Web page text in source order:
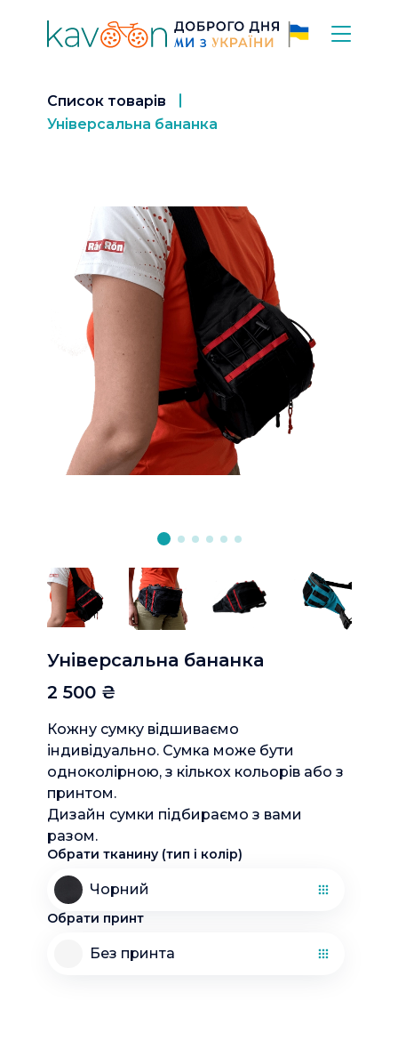
Список товарів
Універсальна бананка
Універсальна бананка
2 500 ₴
Кожну сумку відшиваємо
індивідуально. Сумка може бути
одноколірною, з кількох кольорів або з
принтом.
Дизайн сумки підбираємо з вами
разом.
Обрати тканину (тип і колір)
Чорний
Обрати принт
Без принта